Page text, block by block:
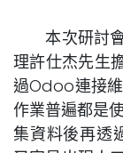
本次研討會
理許仕杰先生
過Odoo連接
作業普遍都是
集資料後再透